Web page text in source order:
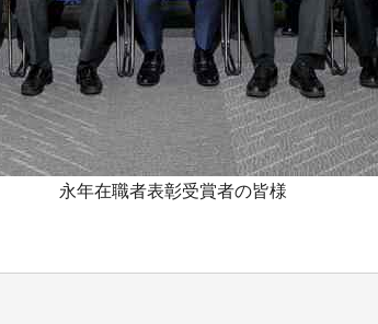
永年在職者表彰受賞者の皆様